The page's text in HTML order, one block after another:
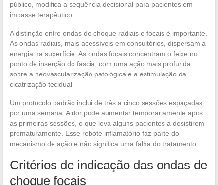
público, modifica a sequência decisional para pacientes em
impasse terapêutico.
A distinção entre ondas de choque radiais e focais é importante.
As ondas radiais, mais acessíveis em consultórios, dispersam a
energia na superfície. As ondas focais concentram o feixe no
ponto de inserção do fascia, com uma ação mais profunda
sobre a neovascularização patológica e a estimulação da
cicatrização tecidual.
Um protocolo padrão inclui de três a cinco sessões espaçadas
por uma semana. A dor pode aumentar temporariamente após
as primeiras sessões, o que leva alguns pacientes a desistirem
prematuramente. Esse rebote inflamatório faz parte do
mecanismo de ação e não significa uma falha do tratamento.
Critérios de indicação das ondas de
choque focais